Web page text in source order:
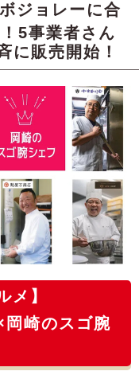
ジョレーに合
5事業者さん
に販売開始！
メ】
岡崎のスゴ腕